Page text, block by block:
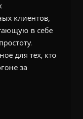
клиентов,
в себе
для тех, кто
за